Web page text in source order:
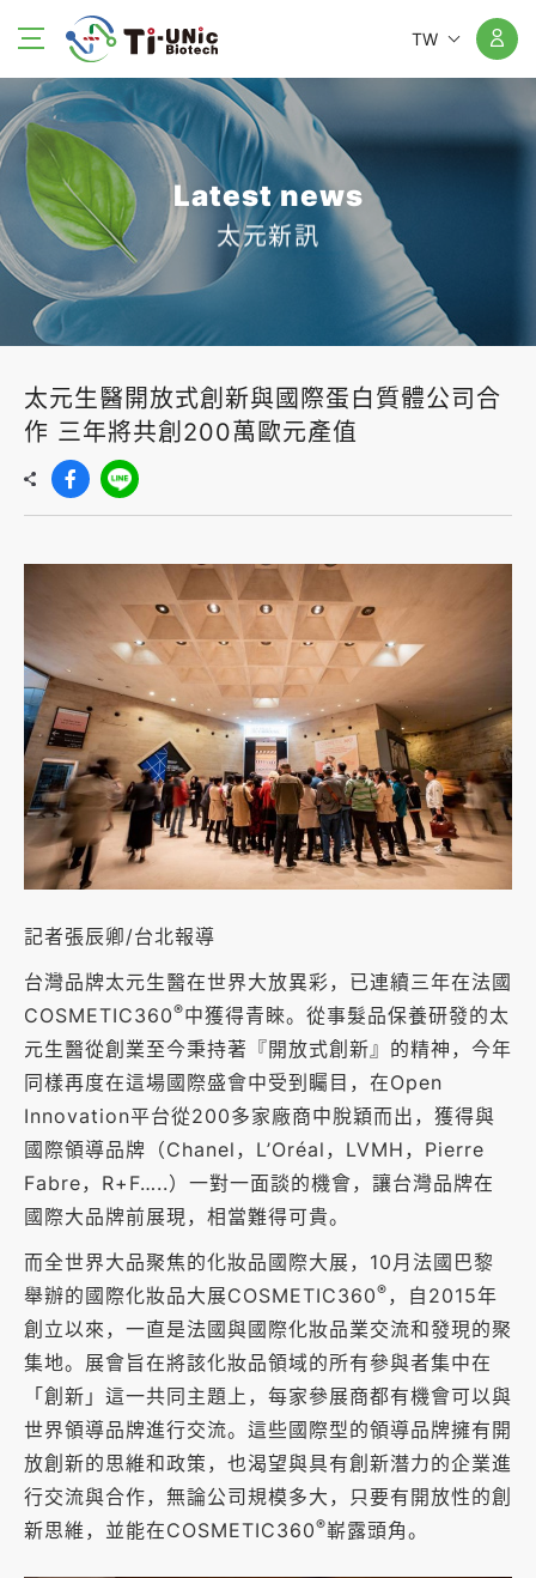
TW
Latest news
太元新訊
太元生醫開放式創新與國際蛋白質體公司合
作 三年將共創200萬歐元產值
記者張辰卿/台北報導
台灣品牌太元生醫在世界大放異彩，已連續三年在法國
COSMETIC360®中獲得青睞。從事髮品保養研發的太
元生醫從創業至今秉持著『開放式創新』的精神，今年
同樣再度在這場國際盛會中受到矚目，在Open
Innovation平台從200多家廠商中脫穎而出，獲得與
國際領導品牌（Chanel，L’Oréal，LVMH，Pierre
Fabre，R+F…..）一對一面談的機會，讓台灣品牌在
國際大品牌前展現，相當難得可貴。
而全世界大品聚焦的化妝品國際大展，10月法國巴黎
舉辦的國際化妝品大展COSMETIC360® ，自2015年
創立以來，一直是法國與國際化妝品業交流和發現的聚
集地。展會旨在將該化妝品領域的所有參與者集中在
「創新」這一共同主題上，每家參展商都有機會可以與
世界領導品牌進行交流。這些國際型的領導品牌擁有開
放創新的思維和政策，也渴望與具有創新潛力的企業進
行交流與合作，無論公司規模多大，只要有開放性的創
新思維，並能在COSMETIC360®嶄露頭角。